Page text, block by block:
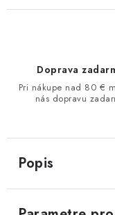
Doprava
Pri nákupe nad 80 €
nás dopravu
Popis